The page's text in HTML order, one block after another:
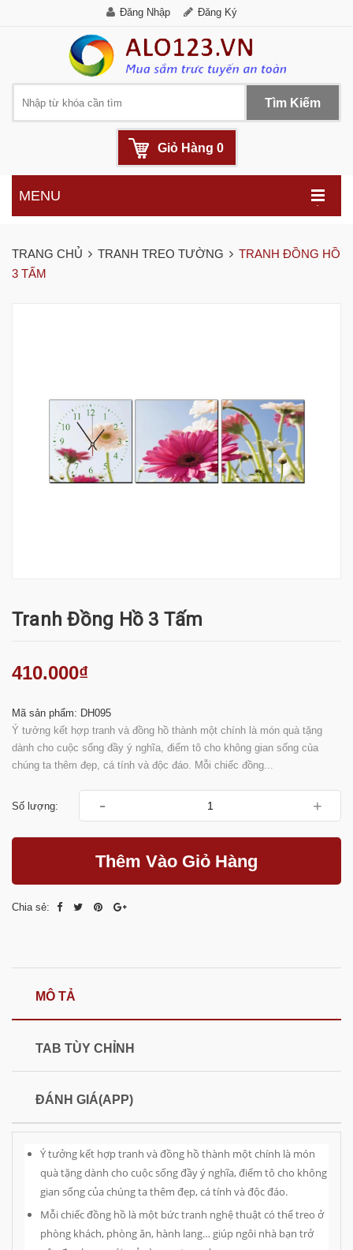
Đăng Nhập Đăng Ký
Tìm Kiếm
Giỏ Hàng 0
.
MENU
TRANG CHỦ TRANH TREO TƯỜNG
TRANH ĐỒNG HỒ
3 TẤM
Tranh Đồng Hồ 3 Tấm
410.000₫
Mã sản phẩm: DH095
Ý tưởng kết hợp tranh và đồng hồ thành một chính là món quà tặng
dành cho cuộc sống đầy ý nghĩa, điểm tô cho không gian sống của
chúng ta thêm đẹp, cá tính và độc đáo. Mỗi chiếc đồng...
Số lượng: - +
Thêm Vào Giỏ Hàng
Chia sẻ:
MÔ TẢ
TAB TÙY CHỈNH
ĐÁNH GIÁ(APP)
Ý tưởng kết hợp tranh và đồng hồ thành một chính là món
quà tặng dành cho cuộc sống đầy ý nghĩa, điểm tô cho không
gian sống của chúng ta thêm đẹp, cá tính và độc đáo.
Mỗi chiếc đồng hồ là một bức tranh nghệ thuật có thể treo ở
phòng khách, phòng ăn, hành lang… giúp ngôi nhà bạn trở